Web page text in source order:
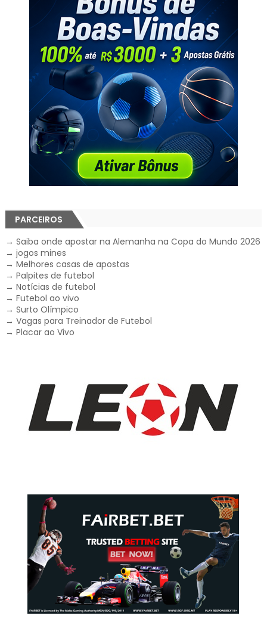
PARCEIROS
→ Saiba onde apostar na Alemanha na Copa do Mundo 2026
→ jogos mines
→ Melhores casas de apostas
→ Palpites de futebol
→ Notícias de futebol
→ Futebol ao vivo
→ Surto Olímpico
→ Vagas para Treinador de Futebol
→ Placar ao Vivo